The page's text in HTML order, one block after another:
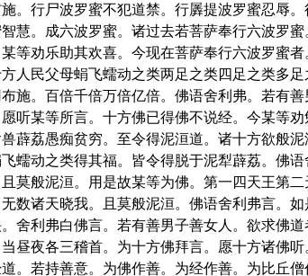
。行尸波罗蜜不犯道禁。行羼提波罗蜜忍辱
慧。成六波罗蜜。诸过去若菩萨奉行六波罗
等劝乐助其欢喜。今现在菩萨奉行六波罗蜜
人民父母蜎飞蠕动之类两足之类四足之类多
施。百倍千倍万倍亿倍。佛语舍利弗。若有
听某等所言。十方佛已得佛不说经。今某等
薜荔愚痴贫穷。至令得泥洹道。诸十方欲般
蠕动之类得其福。皆令得脱于泥犁薜荔。佛
莫般泥洹。用是故某等为佛。第一四天王第
数诸天晓我。且莫般泥洹。佛语舍利弗言。
舍利弗白佛言。若有善男子善女人。欲求佛
当昼夜各三稽首。为十方佛拜言。愿十方诸佛
。若持善意。为佛作善。为经作善。为比丘